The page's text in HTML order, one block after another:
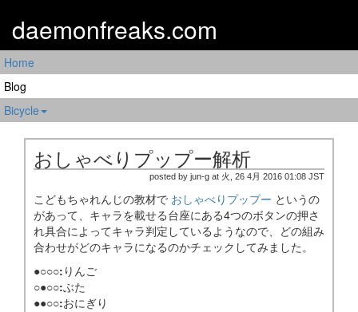
daemonfreaks.com
Home
Blog
Bicycle
おしゃべりプップー解析
posted by jun-g at 火, 26 4月 2016 01:08 JST
こどもちゃれんじの教材で おしゃべりプップー というの
があって、キャラを載せる台座にある4つのボタンの押さ
れ具合によってキャラ判定しているようなので、どの組み
合わせがどのキャラになるのかチェックしてみました。
●○○○: りんご
○●○○:ぶた
●●○○:おにぎり